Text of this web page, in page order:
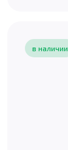
в наличии